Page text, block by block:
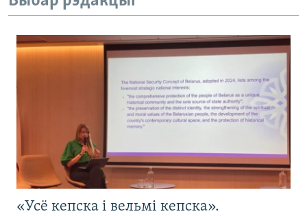
«Усё кепска і вельмі кепска».